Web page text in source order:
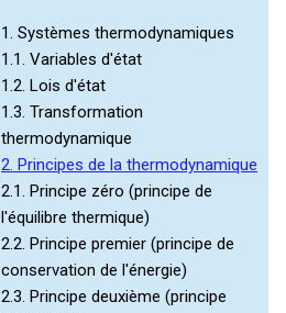
1. Systèmes thermodynamiques
1.1. Variables d'état
1.2. Lois d'état
1.3. Transformation
thermodynamique
2. Principes de la thermodynamique
2.1. Principe zéro (principe de
l'équilibre thermique)
2.2. Principe premier (principe de
conservation de l'énergie)
2.3. Principe deuxième (principe